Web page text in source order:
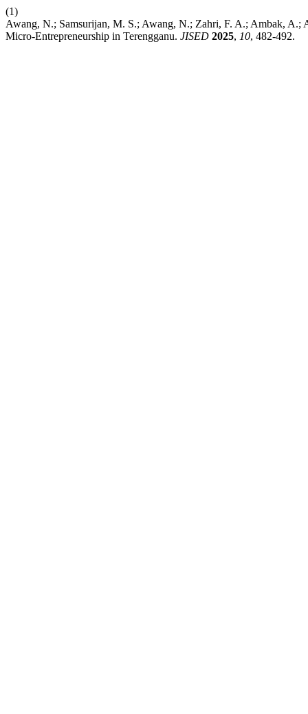
(1)
Awang, N.; Samsurijan, M. S.; Awang, N.; Zahri, F. A.; Ambak,
Micro-Entrepreneurship in Terengganu. JISED 2025, 10, 482-492.